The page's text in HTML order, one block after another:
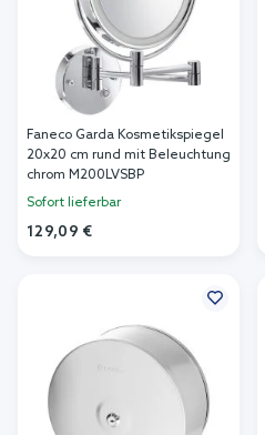
Faneco Garda Kosmetikspiegel
20x20 cm rund mit Beleuchtung
chrom M200LVSBP
Sofort lieferbar
129,09 €